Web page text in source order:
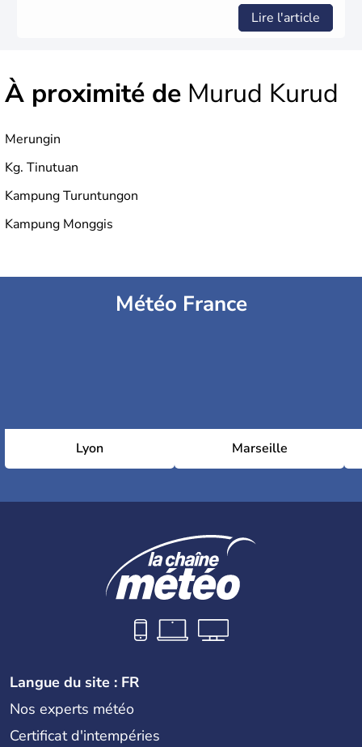
Lire l'article
À proximité de Murud Kurud
Merungin
Kg. Tinutuan
Kampung Turuntungon
Kampung Monggis
Météo France
Lyon Marseille
Langue du site : FR
Nos experts météo
Certificat d'intempéries